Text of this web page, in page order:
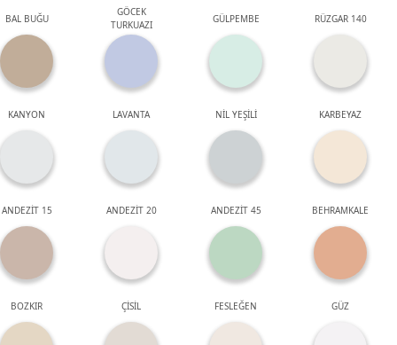
BAL BUĞU
GÖCEK
TURKUAZI
GÜLPEMBE RÜZGAR 140
KANYON LAVANTA NİL YEŞİLİ KARBEYAZ
ANDEZİT 15 ANDEZİT 20 ANDEZİT 45 BEHRAMKALE
BOZKIR ÇİSİL FESLEĞEN GÜZ